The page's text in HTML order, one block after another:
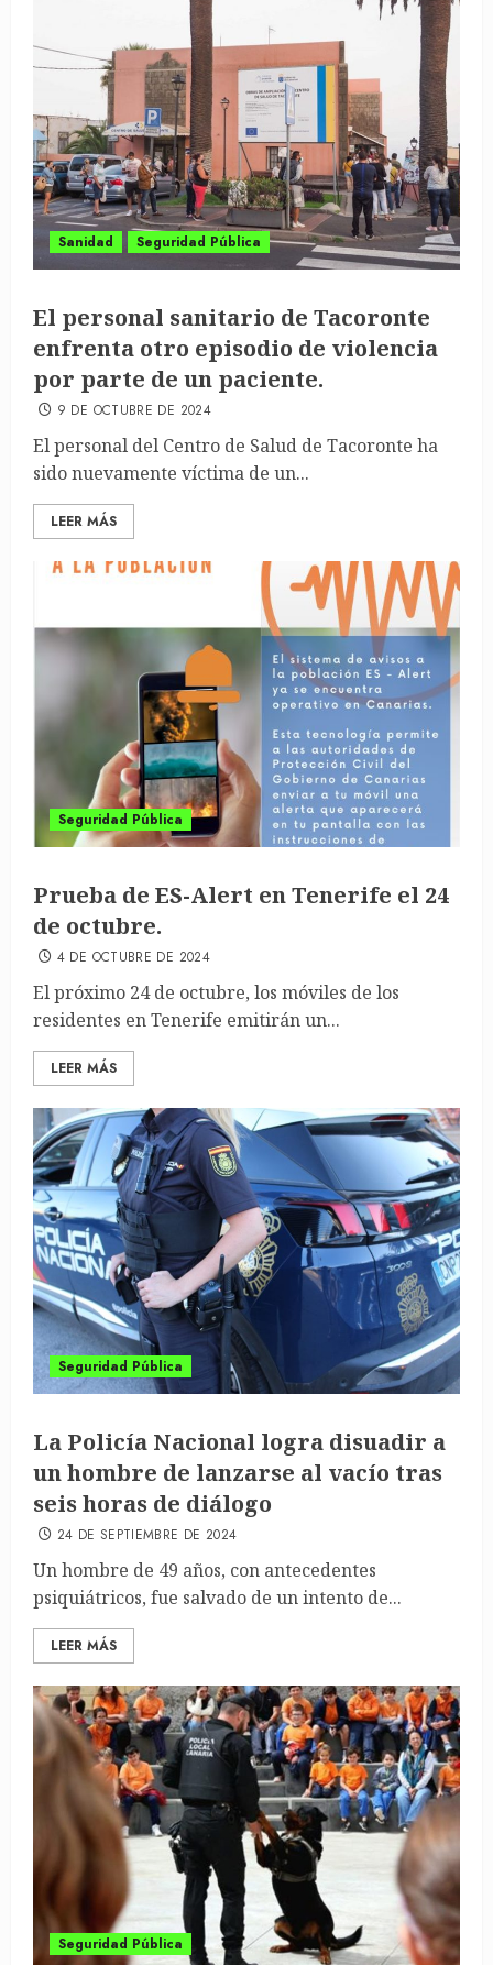
Sanidad Seguridad Pública
El personal sanitario de Tacoronte
enfrenta otro episodio de violencia
por parte de un paciente.
9 DE OCTUBRE DE 2024
El personal del Centro de Salud de Tacoronte ha
sido nuevamente víctima de un...
LEER MÁS
Seguridad Pública
Prueba de ES-Alert en Tenerife el 24
de octubre.
4 DE OCTUBRE DE 2024
El próximo 24 de octubre, los móviles de los
residentes en Tenerife emitirán un...
LEER MÁS
Seguridad Pública
La Policía Nacional logra disuadir a
un hombre de lanzarse al vacío tras
seis horas de diálogo
24 DE SEPTIEMBRE DE 2024
Un hombre de 49 años, con antecedentes
psiquiátricos, fue salvado de un intento de...
LEER MÁS
Seguridad Pública